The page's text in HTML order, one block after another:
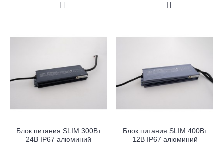
Блок питания SLIM 300Вт
24В IP67 алюминий
Блок питания SLIM 400Вт
12В IP67 алюминий